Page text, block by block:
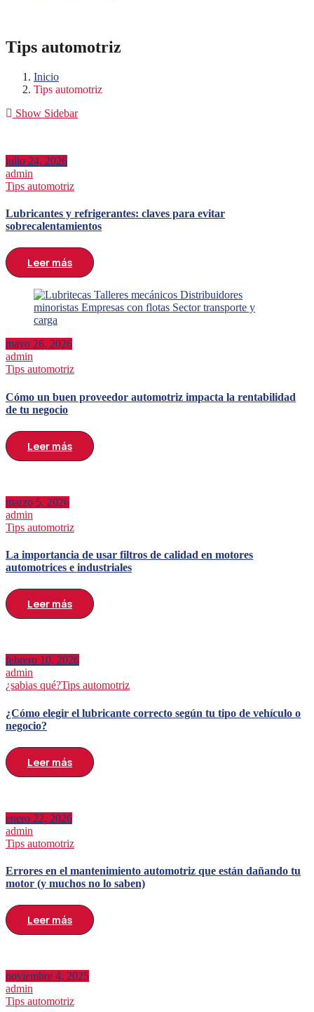
Tips automotriz
Inicio
Tips automotriz
Show Sidebar
julio 24, 2026
admin
Tips automotriz
Lubricantes y refrigerantes: claves para evitar
sobrecalentamientos
Leer más
mayo 26, 2026
admin
Tips automotriz
Cómo un buen proveedor automotriz impacta la rentabilidad
de tu negocio
Leer más
marzo 5, 2026
admin
Tips automotriz
La importancia de usar filtros de calidad en motores
automotrices e industriales
Leer más
febrero 10, 2026
admin
¿sabias qué?Tips automotriz
¿Cómo elegir el lubricante correcto según tu tipo de vehículo o
negocio?
Leer más
enero 22, 2026
admin
Tips automotriz
Errores en el mantenimiento automotriz que están dañando tu
motor (y muchos no lo saben)
Leer más
noviembre 4, 2025
admin
Tips automotriz